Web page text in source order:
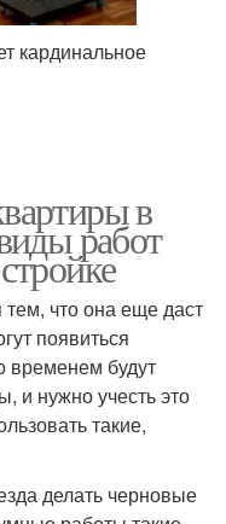
кардинальное
в
работ
тем, что она еще даст
появиться
временем будут
и нужно учесть это
такие,
делать черновые